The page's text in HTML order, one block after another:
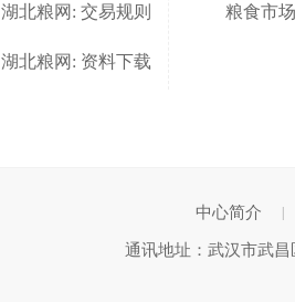
湖北粮网: 交易规则
湖北粮网: 资料下载
粮食市场
中心简介
通讯地址：武汉市武